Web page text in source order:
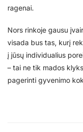
ragenai.
Nors rinkoje gausu
visada bus tas, kurį
į jūsų individualius
– tai ne tik mados
pagerinti gyvenimo